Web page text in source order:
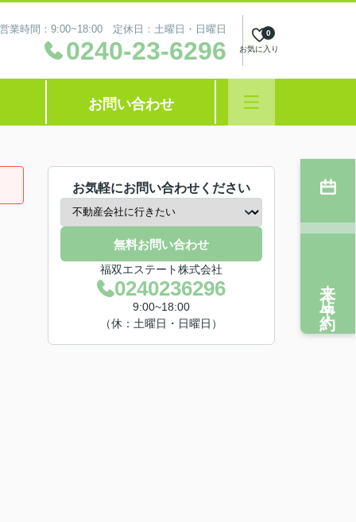
営業時間：9:00~18:00 定休日：土曜日・日曜日
0240-23-6296 お気に入り
0
お問い合わせ
お気軽にお問い合わせください
無料お問い合わせ
福双エステート株式会社
0240236296
9:00~18:00
（休：土曜日・日曜日）
来店予約